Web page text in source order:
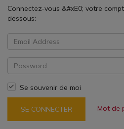
Connectez-vous &#xE0; votre
dessous:
Se souvenir de moi
SE CONNECTER Mot de